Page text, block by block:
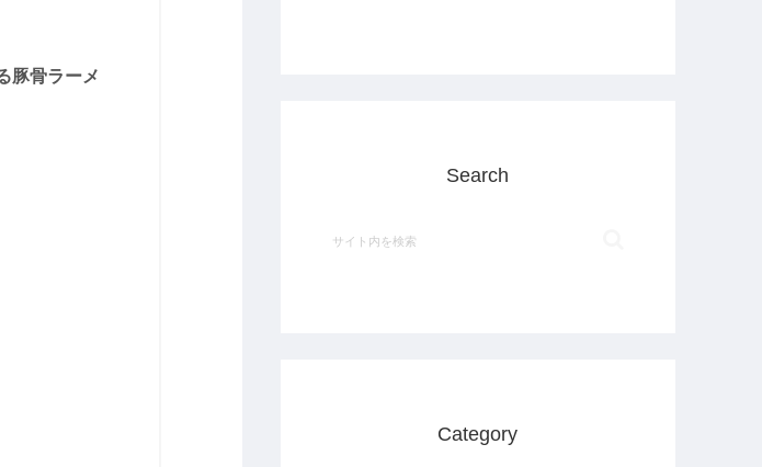
豚骨ラーメ
Search
Category